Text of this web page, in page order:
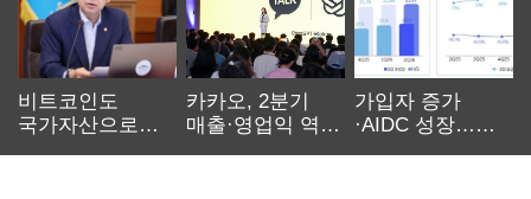
비트코인도
국가자산으로…'
카카오, 2분기
매출·영업익 역대
가입자 증가
·AIDC 성장…